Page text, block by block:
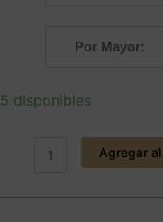
Por Mayor:
5 disponibles
Kit
Agregar